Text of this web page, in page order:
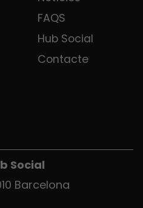
FAQS
Hub Social
Contacte
Social
Barcelona